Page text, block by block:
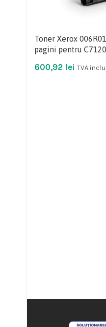
Toner Xerox
pagini pentru
600,92 lei TVA